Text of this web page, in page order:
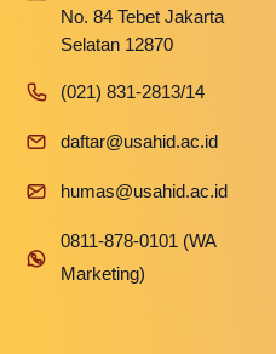
No. 84 Tebet Jakarta
Selatan 12870
(021) 831-2813/14
daftar@usahid.ac.id
humas@usahid.ac.id
0811-878-0101 (WA
Marketing)